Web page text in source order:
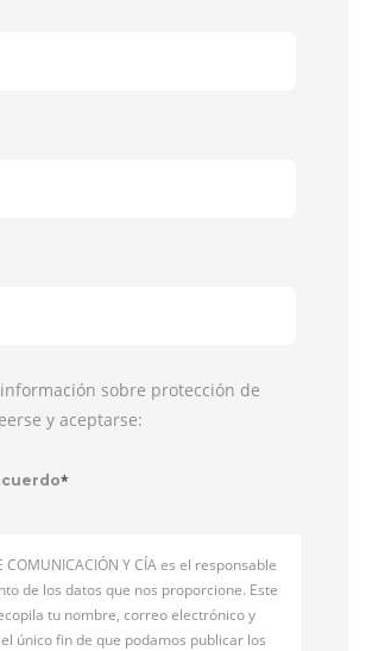
sobre protección de
y aceptarse:
*
COMUNICACIÓN Y CÍA es el responsable
de los datos que nos proporcione. Este
tu nombre, correo electrónico y
único fin de que podamos publicar los